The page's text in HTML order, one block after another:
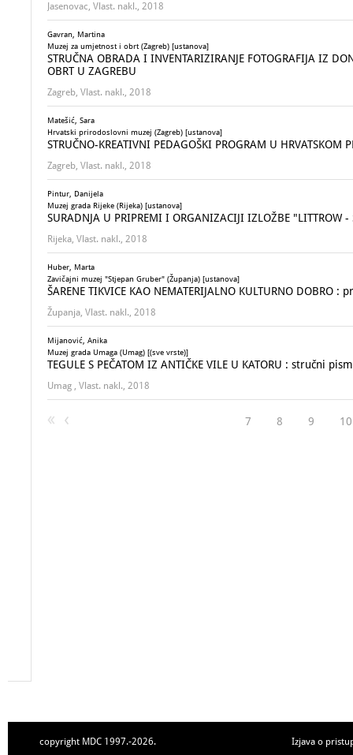
Jasenovac, Vlast. nakl., 2018
Gavran, Martina
Muzej za umjetnost i obrt (Zagreb) [ustanova]
STRUČNA OBRADA I INVENTARIZIRANJE FOTOGRAFIJA IZ
OBRT U ZAGREBU
Zagreb, Vlast. nakl., 2018
Matešić, Sara
Hrvatski prirodoslovni muzej (Zagreb) [ustanova]
STRUČNO-KREATIVNI PEDAGOŠKI PROGRAM U HRVATSKOM
Zagreb, Vlast. nakl., 2018
Pintur, Danijela
Muzej grada Rijeke (Rijeka) [ustanova]
SURADNJA U PRIPREMI I ORGANIZACIJI IZLOŽBE "LITTROW -
Rijeka, Vlast. nakl., 2018
Huber, Marta
Zavičajni muzej "Stjepan Gruber" (Županja) [ustanova]
ŠARENE TIKVICE KAO NEMATERIJALNO KULTURNO
Županja, Vlast. nakl., 2018
Mijanović, Anika
Muzej grada Umaga (Umag) [(sve vrste)]
TEGULE S PEČATOM IZ ANTIČKE VILE U KATORU : stručni
Umag , Vlast. nakl., 2018
7 8 9 10
copyright MDC 1997.-2026. Izjava o